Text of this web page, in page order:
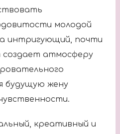
молодой
интригующий, почти
атмосферу
будущую жену
креативный и